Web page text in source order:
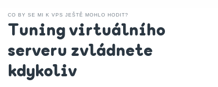
CO BY SE MI K VPS JEŠTĚ MOHLO HODIT?
Tuning virtuálního
serveru zvládnete
kdykoliv